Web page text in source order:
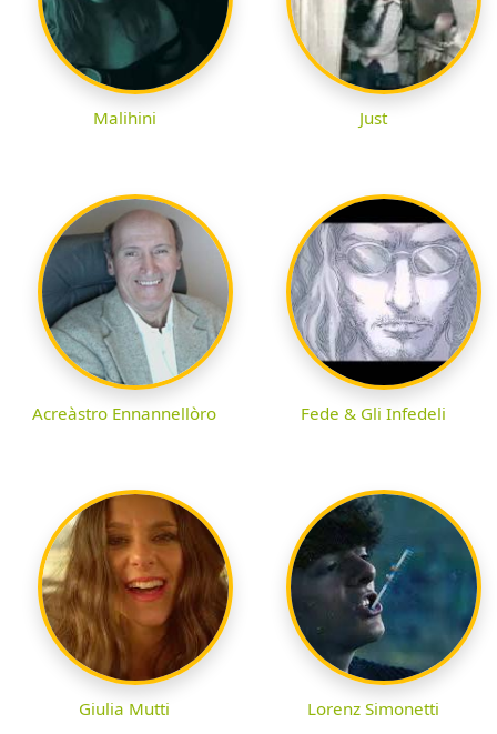
Malihini Just
Acreàstro Ennannellòro Fede & Gli Infedeli
Giulia Mutti Lorenz Simonetti